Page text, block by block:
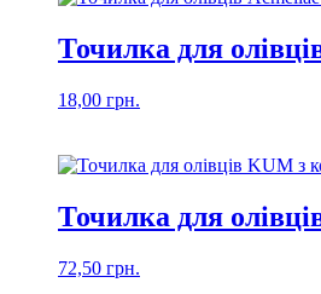
Точилка для
18,00 грн.
Точилка для
72,50 грн.